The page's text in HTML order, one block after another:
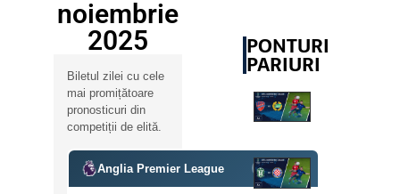
noiembrie
2025
Biletul zilei cu cele
mai promițătoare
pronosticuri din
competiții de elită.
Anglia Premier League 3 meciuri
PONTURI
PARIURI